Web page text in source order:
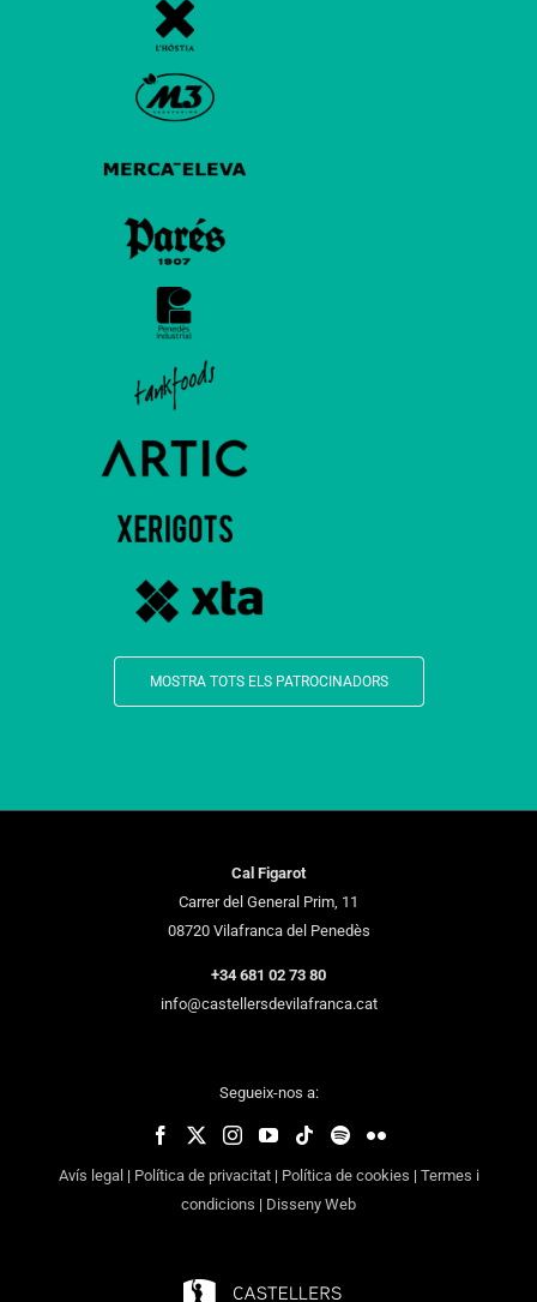
MOSTRA TOTS ELS PATROCINADORS
Cal Figarot
Carrer del General Prim, 11
08720 Vilafranca del Penedès
+34 681 02 73 80
info@castellersdevilafranca.cat
Segueix-nos a:
Avís legal | Política de privacitat| Política de cookies | Termes i
condicions | Disseny Web